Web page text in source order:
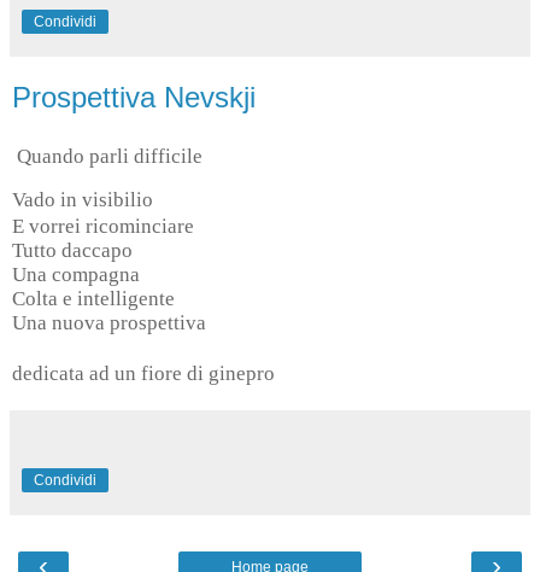
Condividi
Prospettiva Nevskji
Quando parli difficile
Vado in visibilio
E vorrei ricominciare
Tutto daccapo
Una compagna
Colta e intelligente
Una nuova prospettiva
dedicata ad un fiore di ginepro
Condividi
Home page